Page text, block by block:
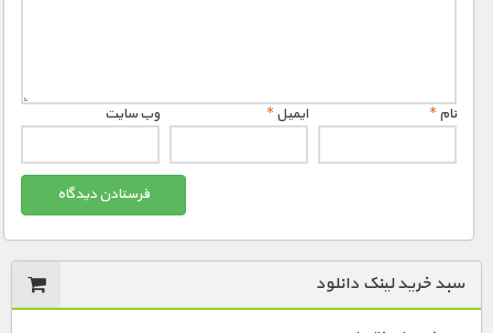
نام* ایمیل* وب‌ سایت
سبد خرید لینک دانلود